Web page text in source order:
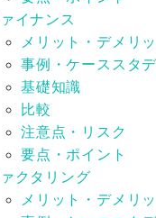
イナンス
メリット・デメリッ
事例・ケーススタ
基礎知識
比較
注意点・リスク
要点・ポイント
クタリング
メリット・デメリッ